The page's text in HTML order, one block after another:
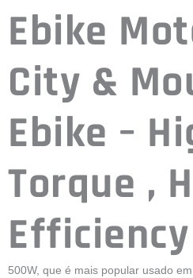
Ebike
City &
Ebike –
Torque ,
Efficiency
500W, que é mais popular usado